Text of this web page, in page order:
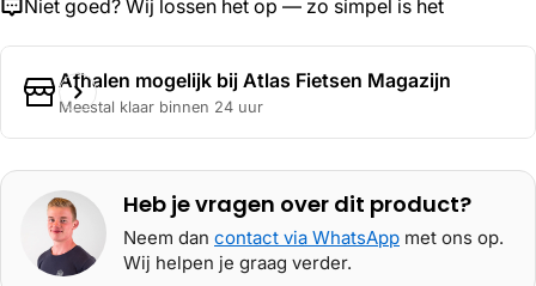
Niet goed? Wij lossen het op — zo simpel is het
Afhalen mogelijk bij Atlas Fietsen Magazijn
Meestal klaar binnen 24 uur
Heb je vragen over dit product?
Neem dan contact via WhatsApp met ons op.
Wij helpen je graag verder.